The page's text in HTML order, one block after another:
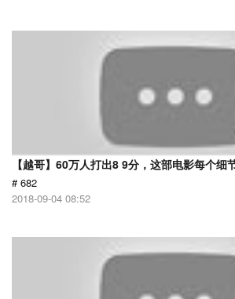
【越哥】60万人打出8 9分，这部电影每个细
# 682
2018-09-04 08:52